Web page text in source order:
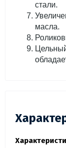
стали.
масла.